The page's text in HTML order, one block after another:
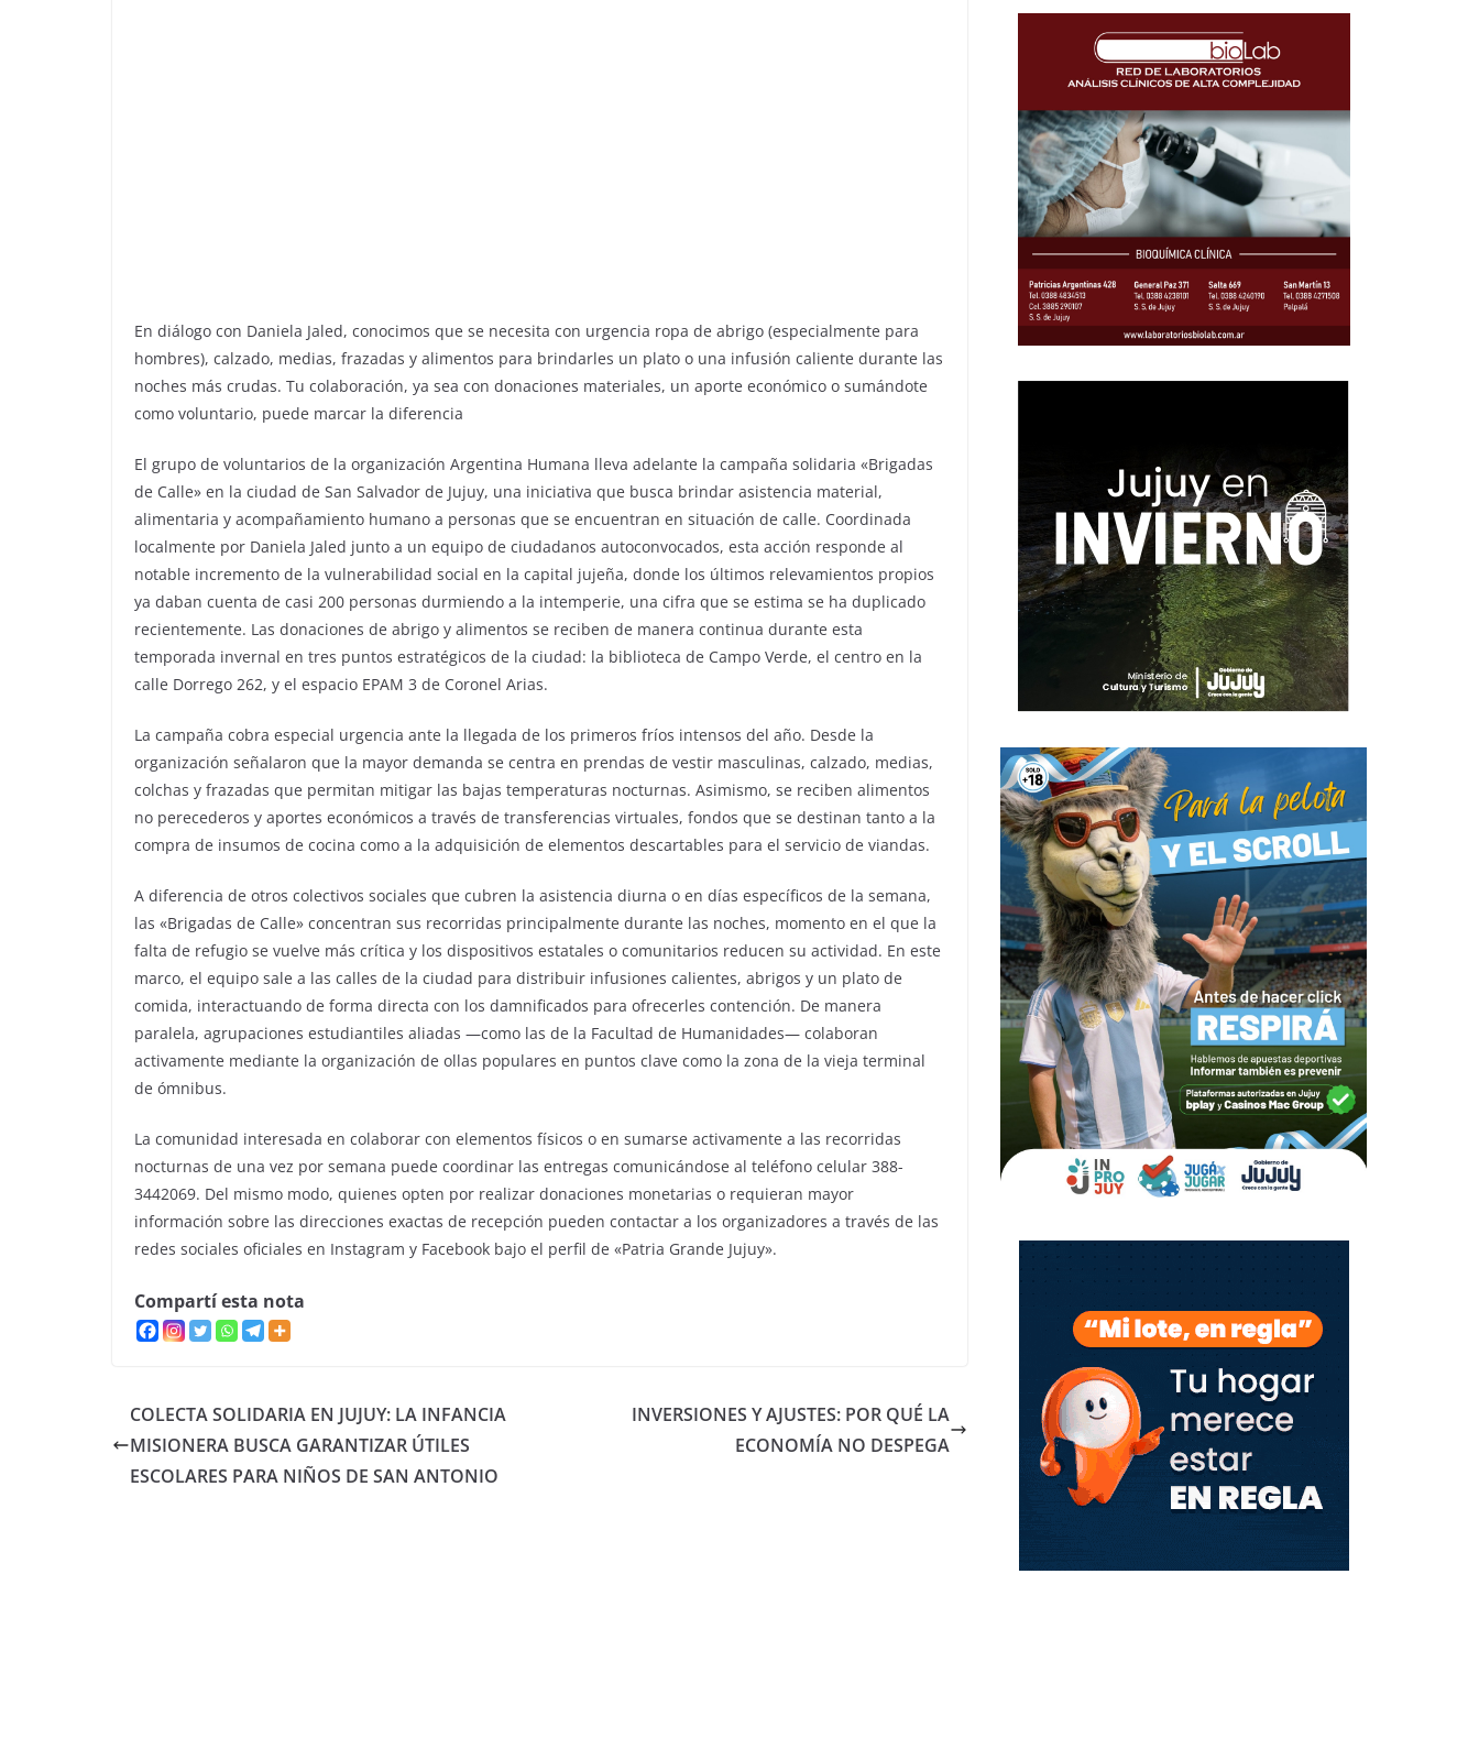
En diálogo con Daniela Jaled, conocimos que se necesita con urgencia ropa de abrigo (especialmente para
hombres), calzado, medias, frazadas y alimentos para brindarles un plato o una infusión caliente durante las
noches más crudas. Tu colaboración, ya sea con donaciones materiales, un aporte económico o sumándote
como voluntario, puede marcar la diferencia
El grupo de voluntarios de la organización Argentina Humana lleva adelante la campaña solidaria «Brigadas
de Calle» en la ciudad de San Salvador de Jujuy, una iniciativa que busca brindar asistencia material,
alimentaria y acompañamiento humano a personas que se encuentran en situación de calle. Coordinada
localmente por Daniela Jaled junto a un equipo de ciudadanos autoconvocados, esta acción responde al
notable incremento de la vulnerabilidad social en la capital jujeña, donde los últimos relevamientos propios
ya daban cuenta de casi 200 personas durmiendo a la intemperie, una cifra que se estima se ha duplicado
recientemente. Las donaciones de abrigo y alimentos se reciben de manera continua durante esta
temporada invernal en tres puntos estratégicos de la ciudad: la biblioteca de Campo Verde, el centro en la
calle Dorrego 262, y el espacio EPAM 3 de Coronel Arias.
La campaña cobra especial urgencia ante la llegada de los primeros fríos intensos del año. Desde la
organización señalaron que la mayor demanda se centra en prendas de vestir masculinas, calzado, medias,
colchas y frazadas que permitan mitigar las bajas temperaturas nocturnas. Asimismo, se reciben alimentos
no perecederos y aportes económicos a través de transferencias virtuales, fondos que se destinan tanto a la
compra de insumos de cocina como a la adquisición de elementos descartables para el servicio de viandas.
A diferencia de otros colectivos sociales que cubren la asistencia diurna o en días específicos de la semana,
las «Brigadas de Calle» concentran sus recorridas principalmente durante las noches, momento en el que la
falta de refugio se vuelve más crítica y los dispositivos estatales o comunitarios reducen su actividad. En este
marco, el equipo sale a las calles de la ciudad para distribuir infusiones calientes, abrigos y un plato de
comida, interactuando de forma directa con los damnificados para ofrecerles contención. De manera
paralela, agrupaciones estudiantiles aliadas —como las de la Facultad de Humanidades— colaboran
activamente mediante la organización de ollas populares en puntos clave como la zona de la vieja terminal
de ómnibus.
La comunidad interesada en colaborar con elementos físicos o en sumarse activamente a las recorridas
nocturnas de una vez por semana puede coordinar las entregas comunicándose al teléfono celular 388-
3442069. Del mismo modo, quienes opten por realizar donaciones monetarias o requieran mayor
información sobre las direcciones exactas de recepción pueden contactar a los organizadores a través de las
redes sociales oficiales en Instagram y Facebook bajo el perfil de «Patria Grande Jujuy».
Compartí esta nota
COLECTA SOLIDARIA EN JUJUY: LA INFANCIA
MISIONERA BUSCA GARANTIZAR ÚTILES
ESCOLARES PARA NIÑOS DE SAN ANTONIO
INVERSIONES Y AJUSTES: POR QUÉ LA
ECONOMÍA NO DESPEGA